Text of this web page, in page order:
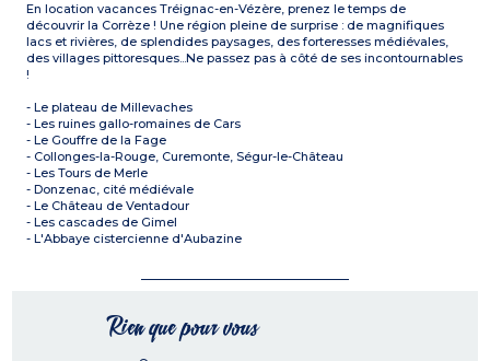
En location vacances Tréignac-en-Vézère, prenez le temps de
découvrir la Corrèze ! Une région pleine de surprise : de magnifiques
lacs et rivières, de splendides paysages, des forteresses médiévales,
des villages pittoresques...Ne passez pas à côté de ses incontournables
!
- Le plateau de Millevaches
- Les ruines gallo-romaines de Cars
- Le Gouffre de la Fage
- Collonges-la-Rouge, Curemonte, Ségur-le-Château
- Les Tours de Merle
- Donzenac, cité médiévale
- Le Château de Ventadour
- Les cascades de Gimel
- L'Abbaye cistercienne d'Aubazine
Rien que pour vous